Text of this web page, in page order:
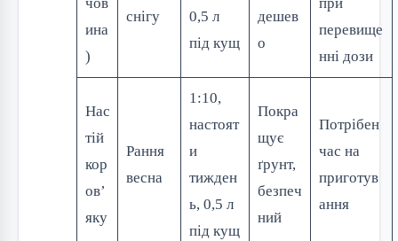
ина
)
снігу
0,5 л
під кущ
дешев
о
перевище
нні дози
Нас
тій
кор
ов’
яку
Рання
весна
1:10,
настоят
и
тижден
ь, 0,5 л
під кущ
Покра
щує
ґрунт,
безпеч
ний
Потрібен
час на
приготув
ання